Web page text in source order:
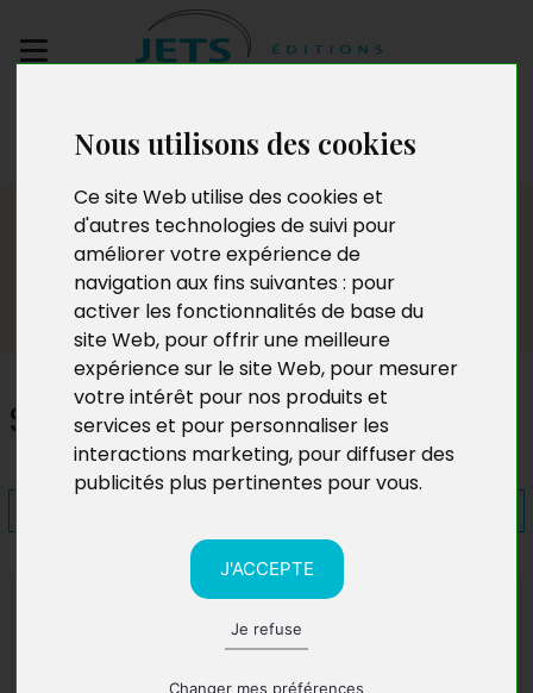
Nous utilisons des cookies
Ce site Web utilise des cookies et
d'autres technologies de suivi pour
améliorer votre expérience de
navigation aux fins suivantes : pour
activer les fonctionnalités de base du
site Web, pour offrir une meilleure
expérience sur le site Web, pour mesurer
votre intérêt pour nos produits et
services et pour personnaliser les
interactions marketing, pour diffuser des
publicités plus pertinentes pour vous.
J'ACCEPTE
Je refuse
Changer mes préférences
manuscrit
Presse
Soleil de fiel
A lire également